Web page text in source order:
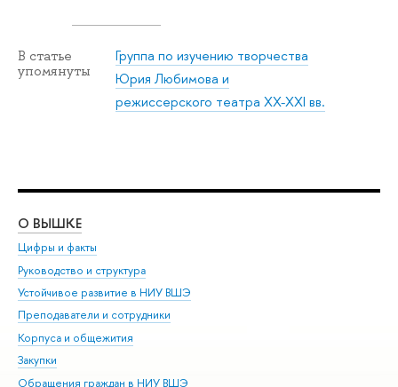
В статье
упомянуты
Группа по изучению творчества
Юрия Любимова и
режиссерского театра XX-XXI вв.
О ВЫШКЕ
Цифры и факты
Руководство и структура
Устойчивое развитие в НИУ ВШЭ
Преподаватели и сотрудники
Корпуса и общежития
Закупки
Обращения граждан в НИУ ВШЭ